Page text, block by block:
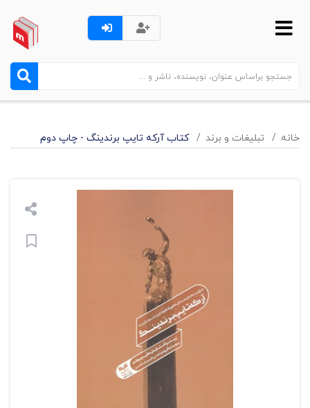
خانه تبليغات و برند کتاب آرکه تایپ برندینگ - چاپ دوم